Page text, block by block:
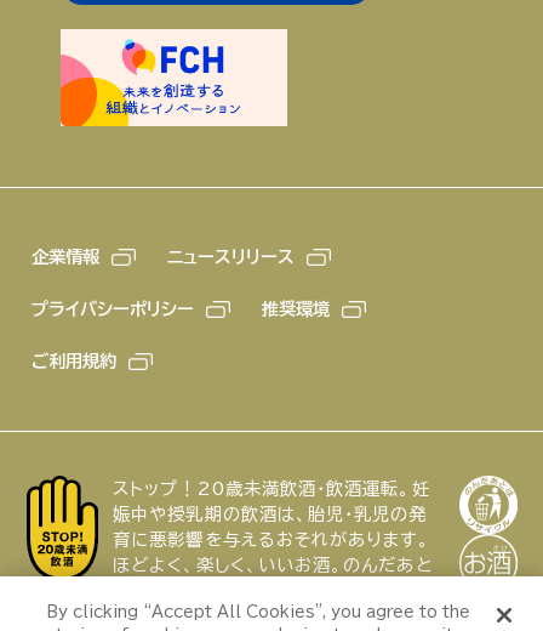
特集
企業情報 ニュースリリース
プライバシーポリシー 推奨環境
ご利用規約
ストップ！20歳未満飲酒・飲酒運転。妊
娠中や授乳期の飲酒は、胎児・乳児の発
育に悪影響を与えるおそれがあります。
ほどよく、楽しく、いいお酒。のんだあと
By clicking “Accept All Cookies”, you agree to the